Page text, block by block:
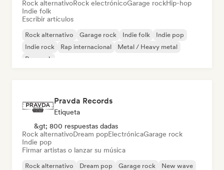
Rock alternativoRock electrónicoGarage rockHip-hop
Indie folk
Escribir artículos
Rock alternativo Garage rock Indie folk
Indie pop
Indie rock
Rap internacional
Metal / Heavy metal
Pop rock
Pravda Records
Etiqueta
&gt; 800 respuestas dadas
Rock alternativoDream popElectrónicaGarage rock
Indie pop
Firmar artistas o lanzar su música
Rock alternativo Dream pop Garage rock
New wave